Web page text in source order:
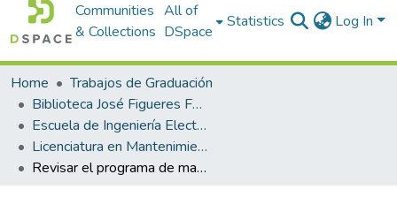
Communities
& Collections
All of
DSpace
Statistics Log In
Home
Trabajos de Graduación
Biblioteca José Figueres Ferrer
Escuela de Ingeniería Electromecánica
Licenciatura en Mantenimiento Industrial
Revisar el programa de mantenimiento preventivo para encontrar oportunidades de mejora e incorporación de las bases del mantenimiento autónomo como introducción al TPM